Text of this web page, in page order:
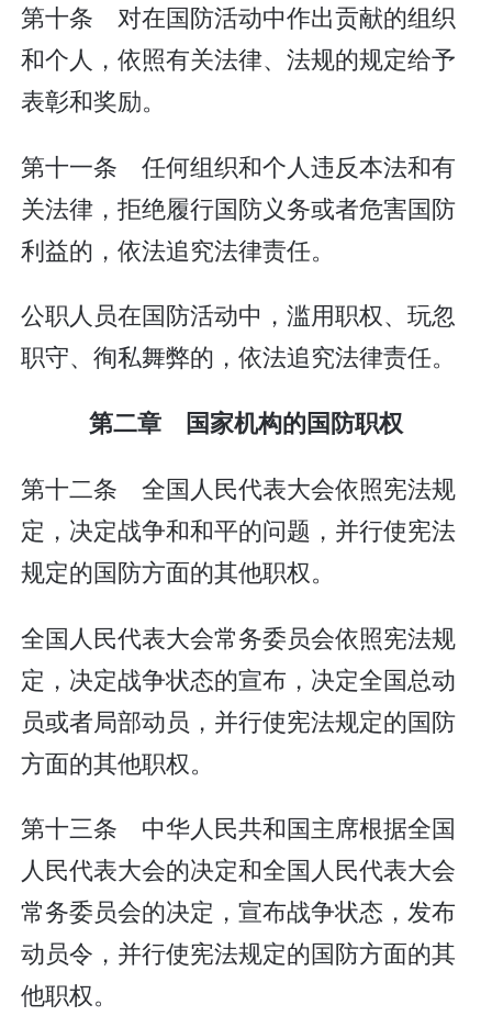
第十条 对在国防活动中作出贡献的组织
和个人，依照有关法律、法规的规定给予
表彰和奖励。
第十一条 任何组织和个人违反本法和有
关法律，拒绝履行国防义务或者危害国防
利益的，依法追究法律责任。
公职人员在国防活动中，滥用职权、玩忽
职守、徇私舞弊的，依法追究法律责任。
第二章 国家机构的国防职权
第十二条 全国人民代表大会依照宪法规
定，决定战争和和平的问题，并行使宪法
规定的国防方面的其他职权。
全国人民代表大会常务委员会依照宪法规
定，决定战争状态的宣布，决定全国总动
员或者局部动员，并行使宪法规定的国防
方面的其他职权。
第十三条 中华人民共和国主席根据全国
人民代表大会的决定和全国人民代表大会
常务委员会的决定，宣布战争状态，发布
动员令，并行使宪法规定的国防方面的其
他职权。